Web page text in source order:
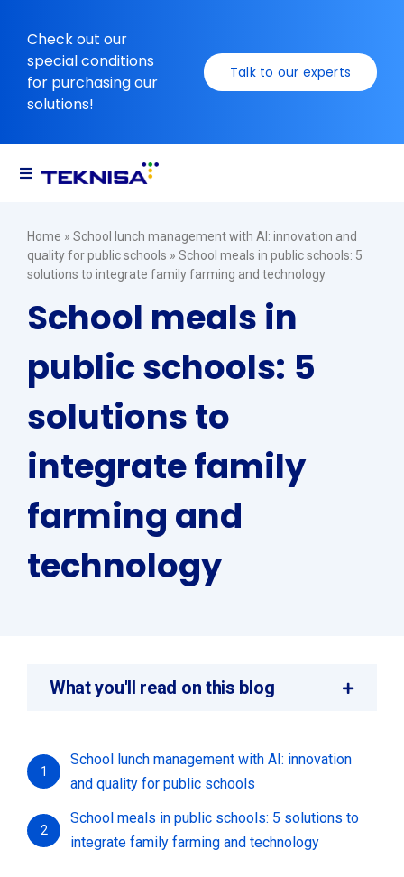
conteúdo
Check out our
special conditions
for purchasing our
solutions!
Talk to our experts
Toggle
Resources
Home » School lunch management with AI: innovation and
quality for public schools » School meals in public schools: 5
solutions to integrate family farming and technology
School meals in
public schools: 5
solutions to
integrate family
farming and
technology
What you'll read on this blog
1
School lunch management with AI: innovation
and quality for public schools
2
School meals in public schools: 5 solutions to
integrate family farming and technology